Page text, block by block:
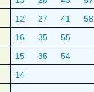
12 27 41 58
16 35 55
15 35 54
14